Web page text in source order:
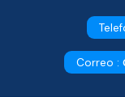
Correo :